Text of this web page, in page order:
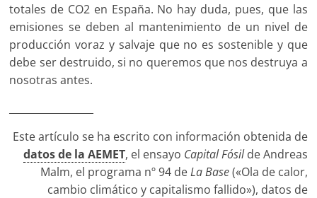
totales de CO2 en España. No hay duda, pues, que las
emisiones se deben al mantenimiento de un nivel de
producción voraz y salvaje que no es sostenible y que
debe ser destruido, si no queremos que nos destruya a
nosotras antes.
Este artículo se ha escrito con información obtenida de
datos de la AEMET, el ensayo Capital Fósilde Andreas
Malm, el programa nº 94 deLa Base(«Ola de calor,
cambio climático y capitalismo fallido»), datos de